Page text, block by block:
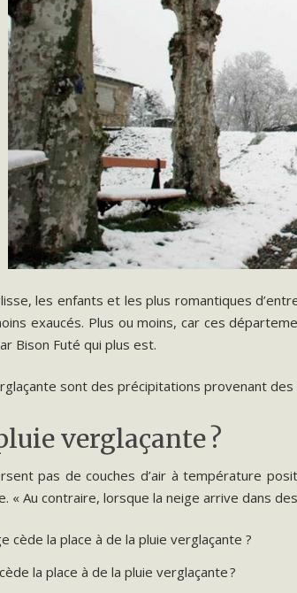
les enfants et les plus romantiques
exaucés. Plus ou moins, car ces
Bison Futé qui plus est.
sont des précipitations provenant
verglaçante ?
pas de couches d’air à température
« Au contraire, lorsque la neige arrive dans
la place à de la pluie verglaçante ?